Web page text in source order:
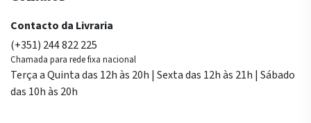
Contacto da Livraria
(+351) 244 822 225
Chamada para rede fixa nacional
Terça a Quinta das 12h às 20h | Sexta das 12h às 21h | Sábado
das 10h às 20h